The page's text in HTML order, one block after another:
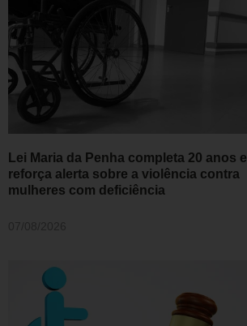
Lei Maria da Penha completa 20 anos e
reforça alerta sobre a violência contra
mulheres com deficiência